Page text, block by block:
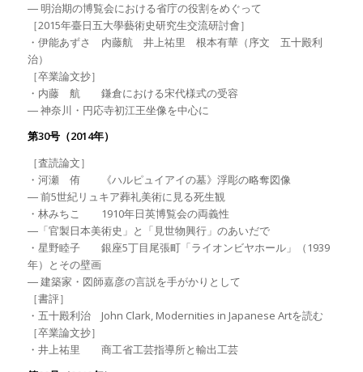
― 明治期の博覧会における省庁の役割をめぐって
［2015年臺日五大學藝術史研究生交流研討會］
・伊能あずさ 内藤航 井上祐里 根本有華（序文 五十殿利
治）
［卒業論文抄］
・内藤 航 鎌倉における宋代様式の受容
― 神奈川・円応寺初江王坐像を中心に
第30号（2014年）
［査読論文］
・河瀬 侑 《ハルピュイアイの墓》浮彫の略奪図像
― 前5世紀リュキア葬礼美術に見る死生観
・林みちこ 1910年日英博覧会の両義性
―「官製日本美術史」と「見世物興行」のあいだで
・星野睦子 銀座5丁目尾張町「ライオンビヤホール」（1939
年）とその壁画
― 建築家・図師嘉彦の言説を手がかりとして
［書評］
・五十殿利治 John Clark, Modernities in Japanese Artを読む
［卒業論文抄］
・井上祐里 商工省工芸指導所と輸出工芸